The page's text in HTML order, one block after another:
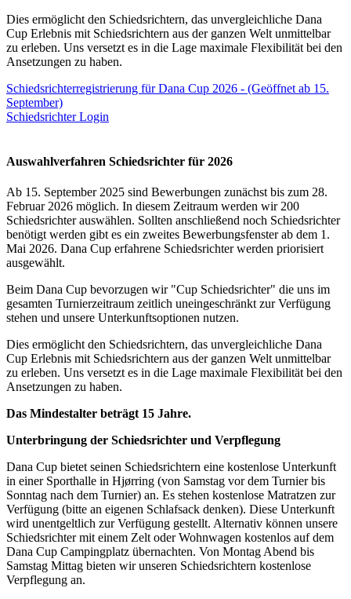
Dies ermöglicht den Schiedsrichtern, das unvergleichliche Dana
Cup Erlebnis mit Schiedsrichtern aus der ganzen Welt unmittelbar
zu erleben. Uns versetzt es in die Lage maximale Flexibilität bei den
Ansetzungen zu haben.
Schiedsrichterregistrierung für Dana Cup 2026 - (Geöffnet ab 15.
September)
Schiedsrichter Login
Auswahlverfahren Schiedsrichter für 2026
Ab 15. September 2025 sind Bewerbungen zunächst bis zum 28.
Februar 2026 möglich. In diesem Zeitraum werden wir 200
Schiedsrichter auswählen. Sollten anschließend noch Schiedsrichter
benötigt werden gibt es ein zweites Bewerbungsfenster ab dem 1.
Mai 2026. Dana Cup erfahrene Schiedsrichter werden priorisiert
ausgewählt.
Beim Dana Cup bevorzugen wir "Cup Schiedsrichter" die uns im
gesamten Turnierzeitraum zeitlich uneingeschränkt zur Verfügung
stehen und unsere Unterkunftsoptionen nutzen.
Dies ermöglicht den Schiedsrichtern, das unvergleichliche Dana
Cup Erlebnis mit Schiedsrichtern aus der ganzen Welt unmittelbar
zu erleben. Uns versetzt es in die Lage maximale Flexibilität bei den
Ansetzungen zu haben.
Das Mindestalter beträgt 15 Jahre.
Unterbringung der Schiedsrichter und Verpflegung
Dana Cup bietet seinen Schiedsrichtern eine kostenlose Unterkunft
in einer Sporthalle in Hjørring (von Samstag vor dem Turnier bis
Sonntag nach dem Turnier) an. Es stehen kostenlose Matratzen zur
Verfügung (bitte an eigenen Schlafsack denken). Diese Unterkunft
wird unentgeltlich zur Verfügung gestellt. Alternativ können unsere
Schiedsrichter mit einem Zelt oder Wohnwagen kostenlos auf dem
Dana Cup Campingplatz übernachten. Von Montag Abend bis
Samstag Mittag bieten wir unseren Schiedsrichtern kostenlose
Verpflegung an.